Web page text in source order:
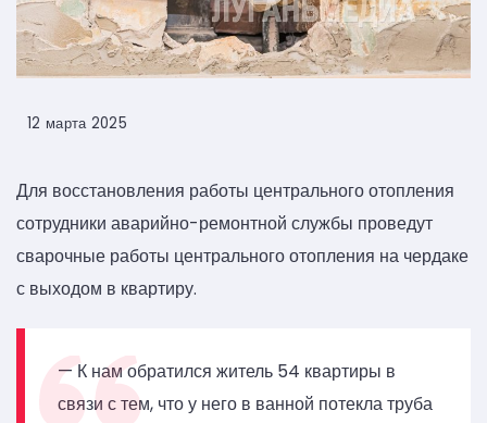
12 марта 2025
Для восстановления работы центрального отопления
сотрудники аварийно-ремонтной службы проведут
сварочные работы центрального отопления на чердаке
с выходом в квартиру.
— К нам обратился житель 54 квартиры в
связи с тем, что у него в ванной потекла труба